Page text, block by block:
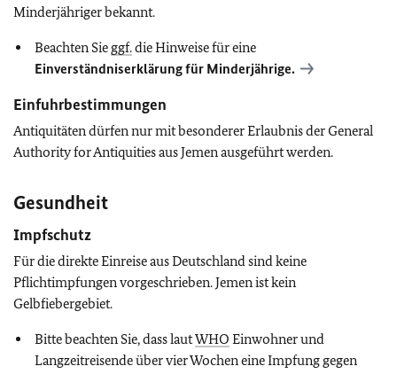
Minderjähriger bekannt.
Beachten Sie ggf.die Hinweise für eine
Einverständniserklärung für Minderjährige.
Einfuhrbestimmungen
Antiquitäten dürfen nur mit besonderer Erlaubnis der General
Authority for Antiquities aus Jemen ausgeführt werden.
Gesundheit
Impfschutz
Für die direkte Einreise aus Deutschland sind keine
Pflichtimpfungen vorgeschrieben. Jemen ist kein
Gelbfiebergebiet.
Bitte beachten Sie, dass lautWHO Einwohner und
Langzeitreisende über vier Wochen eine Impfung gegen